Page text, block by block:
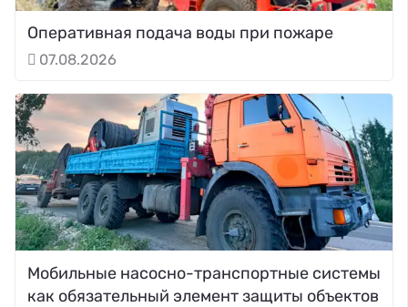
Оперативная подача воды при пожаре
07.08.2026
Мобильные насосно-транспортные системы
как обязательный элемент защиты объектов